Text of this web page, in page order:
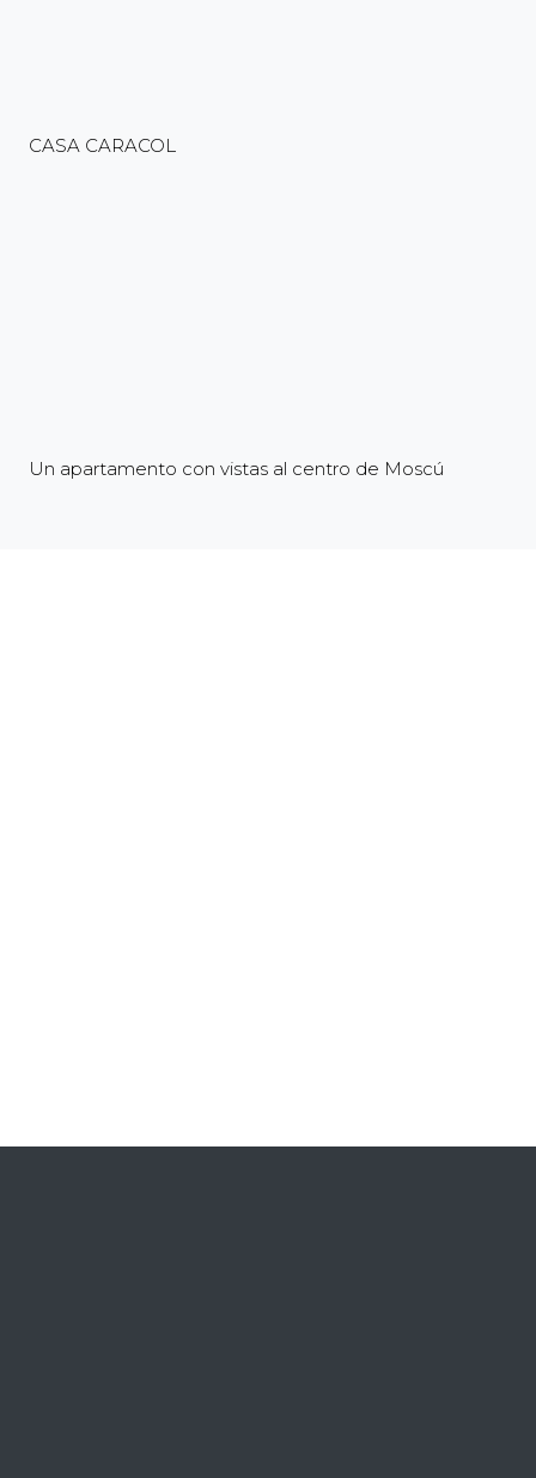
CASA CARACOL
Un apartamento con vistas al centro de Moscú